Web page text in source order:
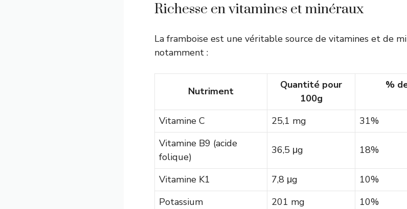
Richesse en vitamines et minéraux
La framboise est une véritable source de vitamines et de
notamment :
Nutriment
Quantité pour
100g
%
Vitamine C
25,1 mg
31%
Vitamine B9 (acide
folique)
36,5 μg 18%
Vitamine K1 7,8 μg
10%
Potassium
201 mg
10%